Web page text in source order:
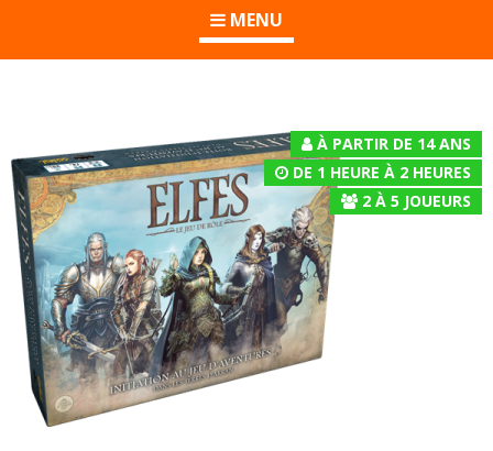
MENU
À PARTIR DE 14 ANS
DE 1 HEURE À 2 HEURES
2 À 5 JOUEURS